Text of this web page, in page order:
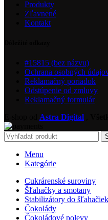
Produkty
Zľavnené
Kontakt
#15815 (bez názvu)
Ochrana osobných
Reklamačný poriadok
Odstúpenie od zmluvy
Reklamačný formulár
Astra Digital
Menu
Kategórie
Cukrárenské suroviny
Šľahačky a smotany
Stabilizátory do šľahačiek
Čokolády
Čokoládové polevy